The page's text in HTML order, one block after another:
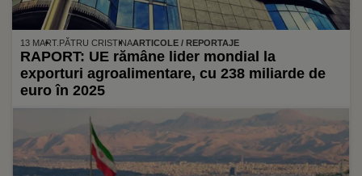
13 MART. PĂTRU CRISTINAARTICOLE / REPORTAJE
RAPORT: UE rămâne lider mondial la
exporturi agroalimentare, cu 238 miliarde de
euro în 2025